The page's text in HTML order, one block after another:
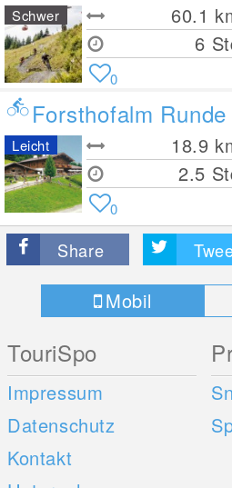
60.1
6
Schwer
0
Forsthofalm
18.9
2.5
Leicht
0
Share
Mobil
TouriSpo
Impressum
Datenschutz
Kontakt